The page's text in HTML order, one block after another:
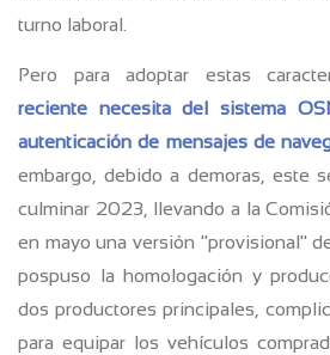
turno laboral.
Pero para adoptar estas
reciente necesita del sistema
autenticación de mensajes de
embargo, debido a demoras, este
culminar 2023, llevando a la
en mayo una versión "provisional"
pospuso la homologación y
dos productores principales,
para equipar los vehículos